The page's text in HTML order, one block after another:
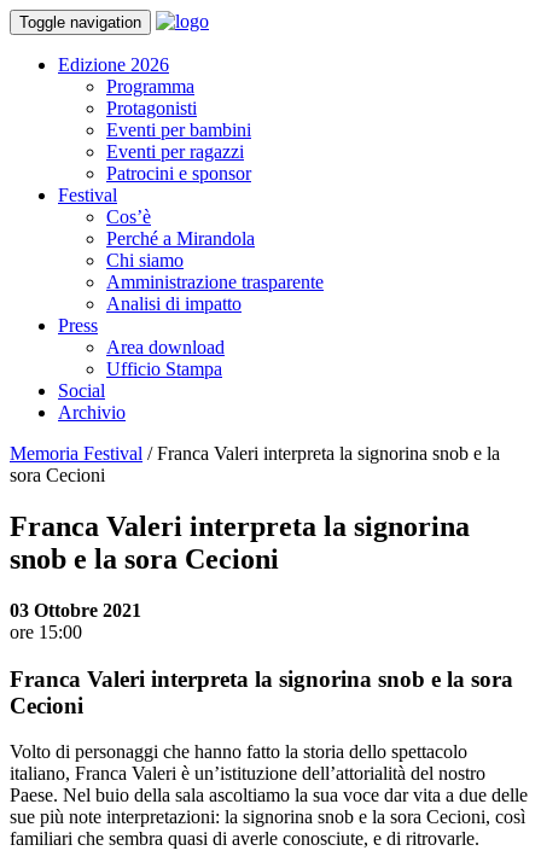
Toggle navigation
Edizione 2026
Programma
Protagonisti
Eventi per bambini
Eventi per ragazzi
Patrocini e sponsor
Festival
Cos’è
Perché a Mirandola
Chi siamo
Amministrazione trasparente
Analisi di impatto
Press
Area download
Ufficio Stampa
Social
Archivio
Memoria Festival /Franca Valeri interpreta la signorina snob e la
sora Cecioni
Franca Valeri interpreta la signorina
snob e la sora Cecioni
03 Ottobre 2021
ore 15:00
Franca Valeri interpreta la signorina snob e la sora
Cecioni
Volto di personaggi che hanno fatto la storia dello spettacolo
italiano, Franca Valeri è un’istituzione dell’attorialità del nostro
Paese. Nel buio della sala ascoltiamo la sua voce dar vita a due delle
sue più note interpretazioni: la signorina snob e la sora Cecioni, così
familiari che sembra quasi di averle conosciute, e di ritrovarle.